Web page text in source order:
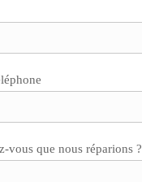
vous que nous réparions ?